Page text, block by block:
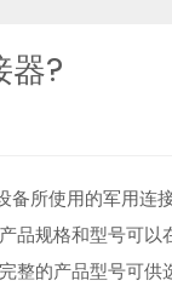
器?
备所使用的军用
品规格和型号可
整的产品型号可